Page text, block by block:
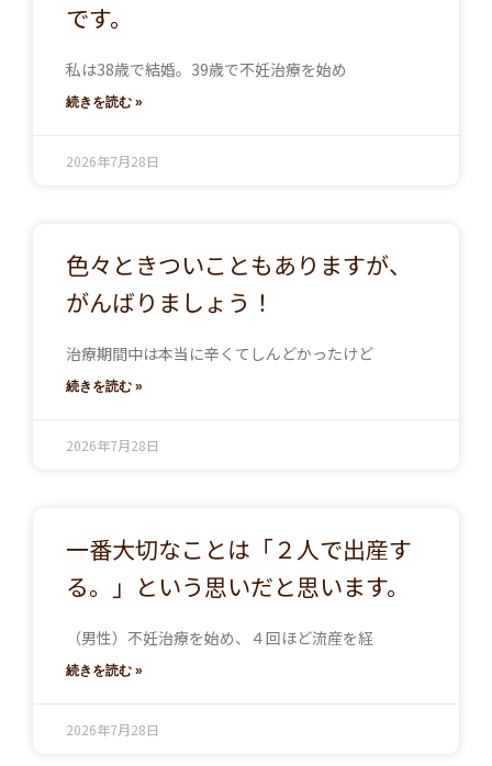
です。
私は38歳で結婚。39歳で不妊治療を始め
続きを読む »
2026年7月28日
色々ときついこともありますが、
がんばりましょう！
治療期間中は本当に辛くてしんどかったけど
続きを読む »
2026年7月28日
一番大切なことは「２人で出産す
る。」という思いだと思います。
（男性）不妊治療を始め、４回ほど流産を経
続きを読む »
2026年7月28日